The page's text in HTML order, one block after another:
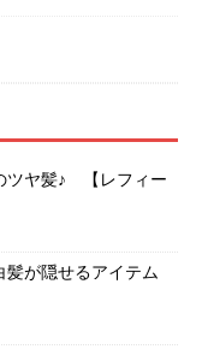
ツヤ髪♪ 【レフィー
が隠せるアイテム